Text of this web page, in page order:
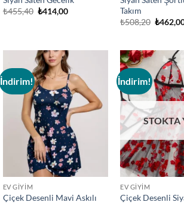
₺455,40 Orijinal
₺414,00Şu
Takım
₺508,20 Orijinal
₺
İndirim!
Add to
wishlist
EV GIYIM
Çiçek Desenli Mavi Askılı
İndirim!
STOKTA
EV GIYIM
Çiçek Desenli